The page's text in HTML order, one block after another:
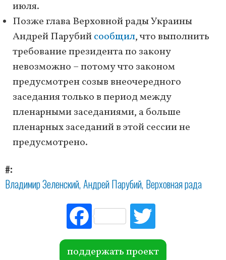
июля.
Позже глава Верховной рады Украины
Андрей Парубийсообщил, что выполнить
требование президента по закону
невозможно – потому что законом
предусмотрен созыв внеочередного
заседания только в период между
пленарными заседаниями, а больше
пленарных заседаний в этой сессии не
предусмотрено.
#
Владимир Зеленский Андрей Парубий Верховная рада
Fac
ebo
ok r
поддержать проект